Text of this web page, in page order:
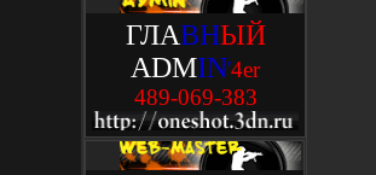
ГЛАВНЫЙ
ADMIN'4er
489-069-383